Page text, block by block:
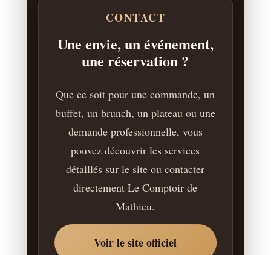
CONTACT
Une envie, un événement,
une réservation ?
Que ce soit pour une commande, un
buffet, un brunch, un plateau ou une
demande professionnelle, vous
pouvez découvrir les services
détaillés sur le site ou contacter
directement Le Comptoir de
Mathieu.
Voir le site officiel